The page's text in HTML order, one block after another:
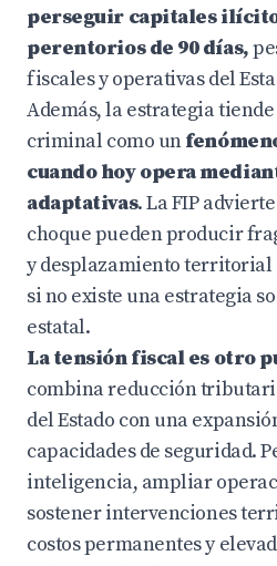
perseguir capitales
perentorios de 90 días,
fiscales y operativas del
Además, la estrategia
criminal como un
cuando hoy opera
adaptativas. La FIP
choque pueden producir
y desplazamiento territorial
si no existe una estrategia
estatal.
La tensión fiscal es otro
combina reducción
del Estado con una
capacidades de seguridad.
inteligencia, ampliar
sostener intervenciones
costos permanentes y